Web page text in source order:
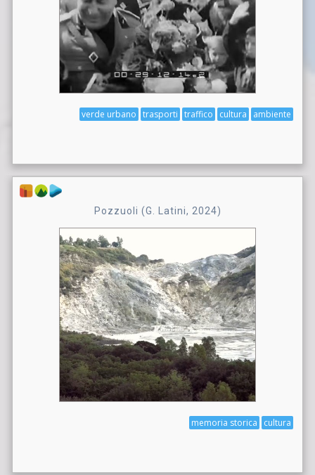
ambiente
cultura
traffico
trasporti
verde urbano
Pozzuoli (G. Latini, 2024)
cultura
memoria storica